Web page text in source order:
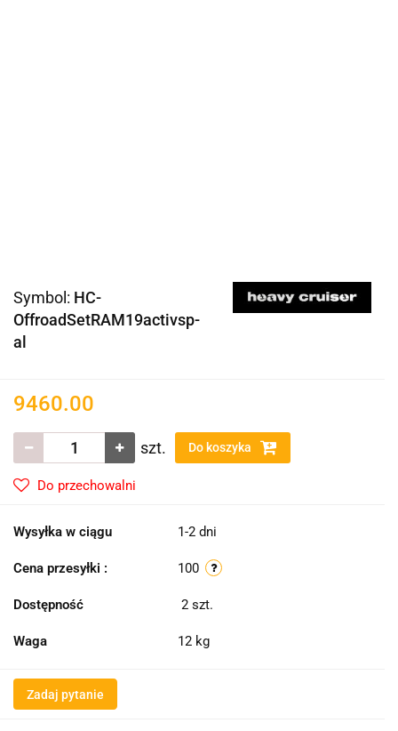
Symbol: HC-
OffroadSetRAM19activsp-
al
9460.00
szt. Do koszyka
Do przechowalni
Wysyłka w ciągu 1-2 dni
Cena przesyłki : 100
Dostępność 2 szt.
Waga 12 kg
Zadaj pytanie